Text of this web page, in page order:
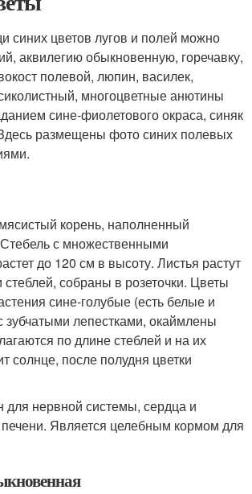
синих цветов лугов и полей можно
аквилегию обыкновенную, горечавку,
полевой, люпин, василек,
многоцветные анютины
сине-фиолетового окраса, синяк
размещены фото синих полевых
корень, наполненный
с множественными
до 120 см в высоту. Листья растут
стеблей, собраны в розеточки. Цветы
сине-голубые (есть белые и
лепестками, окаймлены
по длине стеблей и на их
солнце, после полудня цветки
для нервной системы, сердца и
печени. Является целебным кормом для